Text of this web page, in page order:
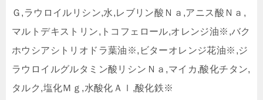
Ｇ,ラウロイルリシン,水,レブリン酸Ｎａ,アニス酸Ｎａ,
マルトデキストリン,トコフェロール,オレンジ油※,バク
ホウシアシトリオドラ葉油※,ビターオレンジ花油※,ジ
ラウロイルグルタミン酸リシンＮａ,マイカ,酸化チタン,
タルク,塩化Ｍｇ,水酸化Ａｌ,酸化鉄※